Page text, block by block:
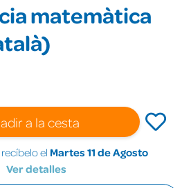
matemàtica
a la cesta
el Martes 11 de Agosto
Ver detalles